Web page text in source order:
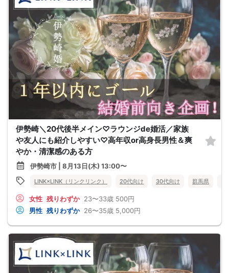
伊勢崎＼20代後半メイン♡ラウンジde婚活／家族
や友人にも紹介しやすい♡高年収or高身長男性＆爽
やか・清潔感のある方
伊勢崎市 | 8月13日(木) 13:00〜
LINK×LINK（リンクリンク） 20代向け 30代向け 群馬県
女性 残りわずか 23〜33歳 500円
男性 残りわずか 26〜35歳 5,000円